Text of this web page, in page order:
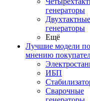
генераторы
Двухтактные
генераторы
Ещё
Лучшие модели по
мнению
ИБП
Сварочные